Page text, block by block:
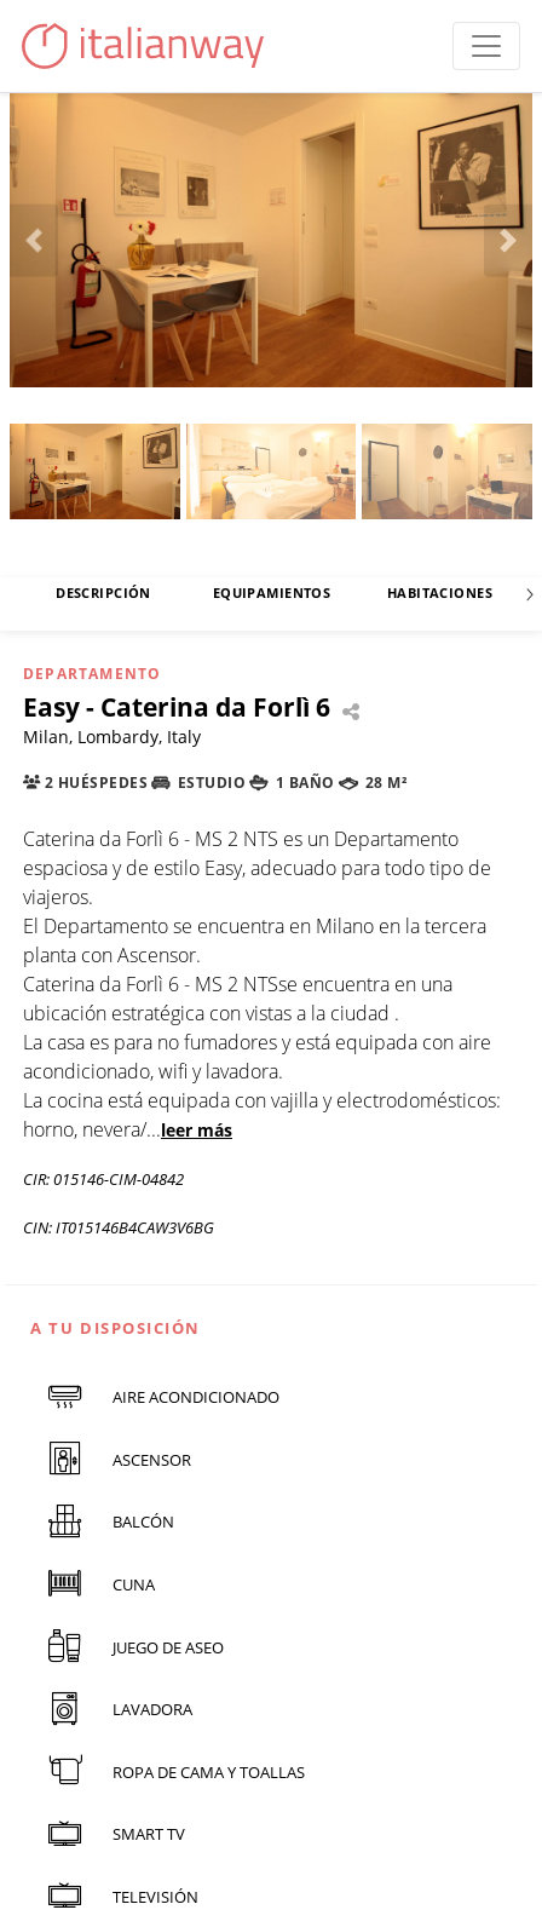
DESCRIPCIÓN EQUIPAMIENTOS HABITACIONES
DEPARTAMENTO
Easy - Caterina da Forlì 6
Milan, Lombardy, Italy
2 HUÉSPEDES ESTUDIO 1 BAÑO 28 M²
Caterina da Forlì 6 - MS 2 NTS es un Departamento
espaciosa y de estilo Easy, adecuado para todo tipo de
viajeros.
El Departamento se encuentra en Milano en la tercera
planta con Ascensor.
Caterina da Forlì 6 - MS 2 NTSse encuentra en una
ubicación estratégica con vistas a la ciudad .
La casa es para no fumadores y está equipada con aire
acondicionado, wifi y lavadora.
La cocina está equipada con vajilla y electrodomésticos:
horno, nevera/...leer más
CIR: 015146-CIM-04842
CIN: IT015146B4CAW3V6BG
A TU DISPOSICIÓN
AIRE ACONDICIONADO
ASCENSOR
BALCÓN
CUNA
JUEGO DE ASEO
LAVADORA
ROPA DE CAMA Y TOALLAS
SMART TV
TELEVISIÓN